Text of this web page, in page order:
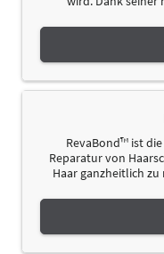
RevaBond™ ist
Reparatur von
Haar ganzheitlich zu